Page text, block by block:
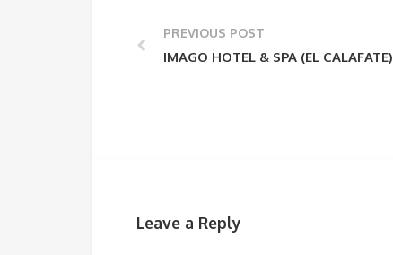
PREVIOUS POST
IMAGO HOTEL & SPA (EL CALAFATE)
Leave a Reply